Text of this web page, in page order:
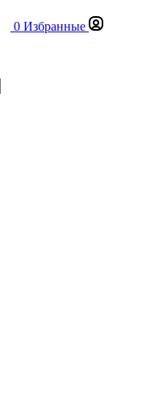
0 Избранные